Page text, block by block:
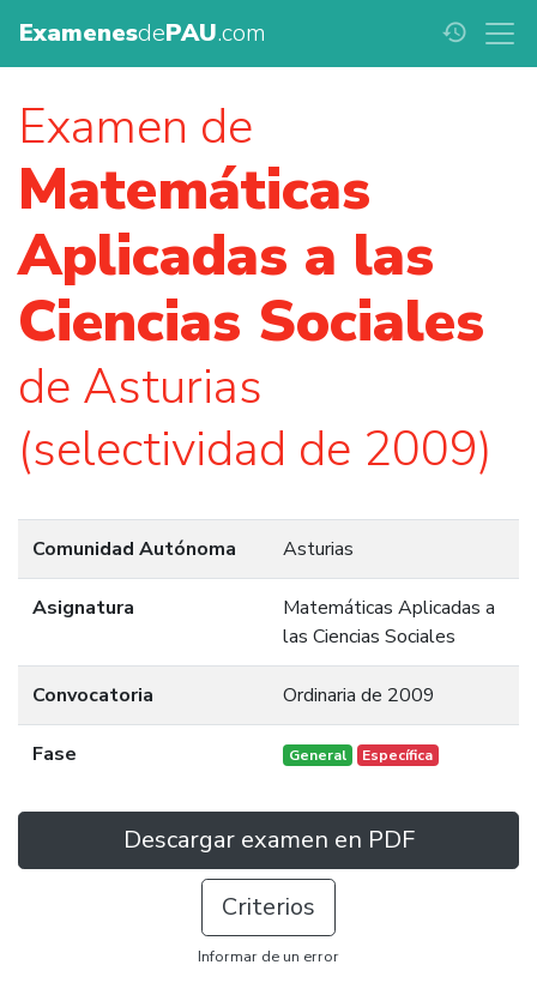
ExamenesdePAU.com history
Examen de
Matemáticas
Aplicadas a las
Ciencias Sociales
de Asturias
(selectividad de 2009)
Comunidad Autónoma Asturias
Asignatura
Matemáticas Aplicadas a
las Ciencias Sociales
Convocatoria Ordinaria de 2009
Fase General Específica
Descargar examen en PDF
Criterios
Informar de un error